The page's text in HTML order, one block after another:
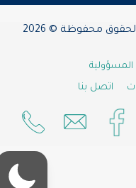
محفوظة © 2026
اتصل بنا